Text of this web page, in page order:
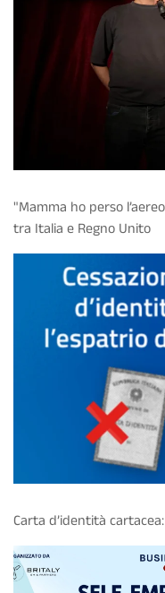
"Mamma ho perso
tra Italia e Regno Unito
Carta d’identità